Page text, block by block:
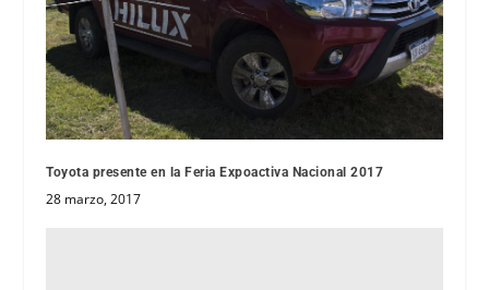
Toyota presente en la Feria Expoactiva Nacional 2017
28 marzo, 2017